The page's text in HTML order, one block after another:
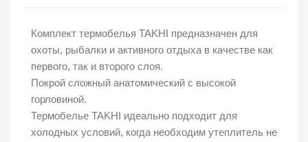
Комплект термобелья TAKHI предназначен для
охоты, рыбалки и активного отдыха в качестве как
первого, так и второго слоя.
Покрой сложный анатомический с высокой
горловиной.
Термобелье TAKHI идеально подходит для
холодных условий, когда необходим утеплитель не